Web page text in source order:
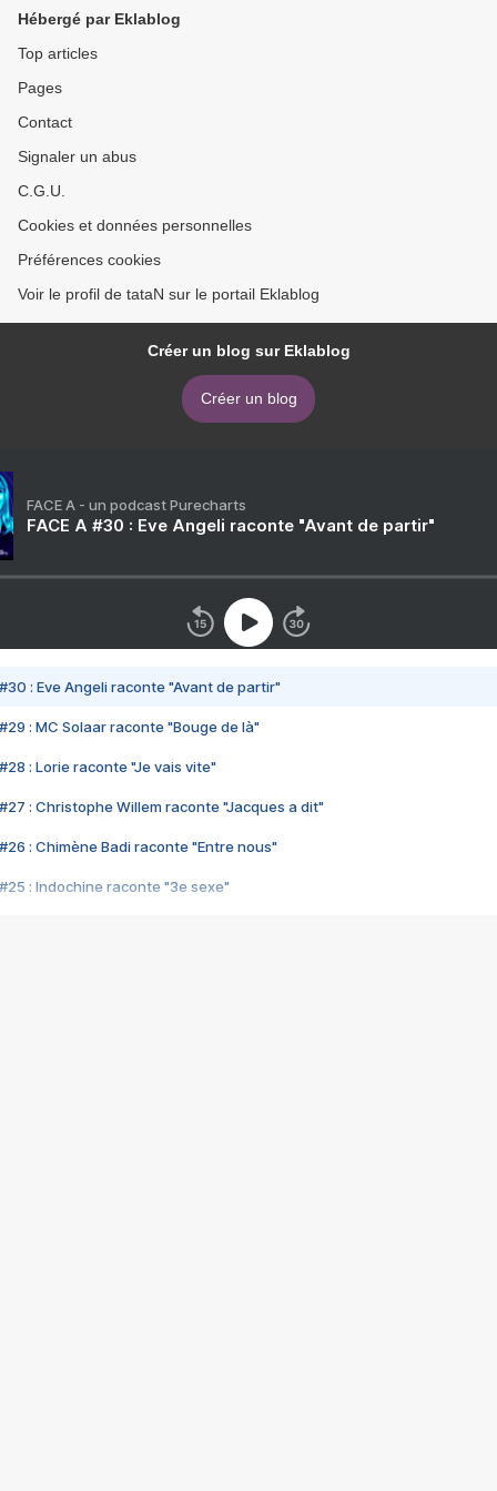
Hébergé par Eklablog
Top articles
Pages
Contact
Signaler un abus
C.G.U.
Cookies et données personnelles
Préférences cookies
Voir le profil de tataN sur le portail Eklablog
Créer un blog sur Eklablog
Créer un blog
FACE A - un podcast Purecharts
FACE A #30 : Eve Angeli raconte "Avant de partir"
#30 : Eve Angeli raconte "Avant de partir"
#29 : MC Solaar raconte "Bouge de là"
#28 : Lorie raconte "Je vais vite"
#27 : Christophe Willem raconte "Jacques a dit"
#26 : Chimène Badi raconte "Entre nous"
#25 : Indochine raconte "3e sexe"